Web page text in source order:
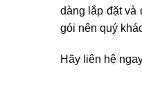
dàng lắp đặt và
gói nên quý
Hãy liên hệ